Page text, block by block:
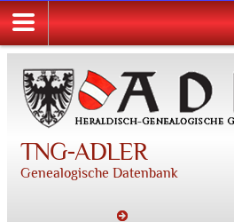
TNG-ADLER
Genealogische Datenbank